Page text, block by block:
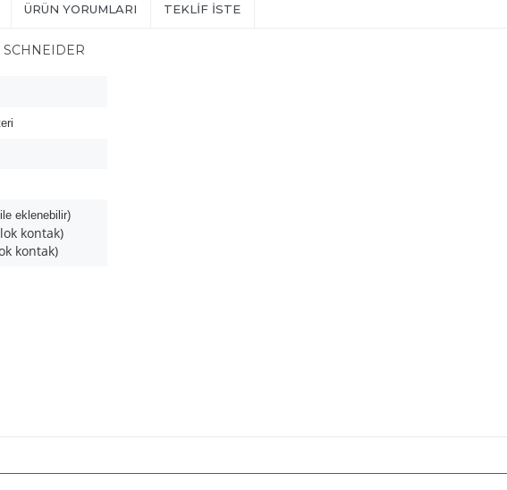
ÜRÜN YORUMLARI TEKLIF İSTE
SCHNEIDER
eklenebilir)
kontak)
kontak)